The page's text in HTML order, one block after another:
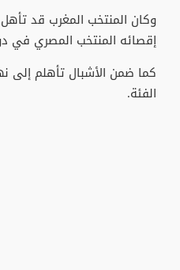
وكان المنتخب المغرب قد تأهل
إقصائه المنتخب المصري في
كما ضمن الأشبال تأهلم إلى
الفئة.